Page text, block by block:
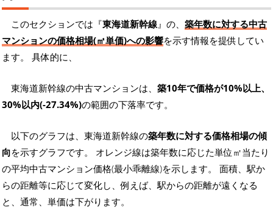
このセクションでは『東海道新幹線』の、 築年数に対する中古
マンションの価格相場(㎡単価)への影響を示す情報を提供してい
ます。 具体的に、
東海道新幹線の中古マンションは、 築10年で価格が10%以上、
30%以内(-27.34%)の範囲の下落率です。
以下のグラフは、東海道新幹線の築年数に対する価格相場の傾
向を示すグラフです。 オレンジ線は築年数に応じた単位㎡当たり
の平均中古マンション価格(最小乖離線)を示します。 面積、駅か
らの距離等に応じて変化し、例えば、駅からの距離が遠くなる
と、通常、単価は下がります。